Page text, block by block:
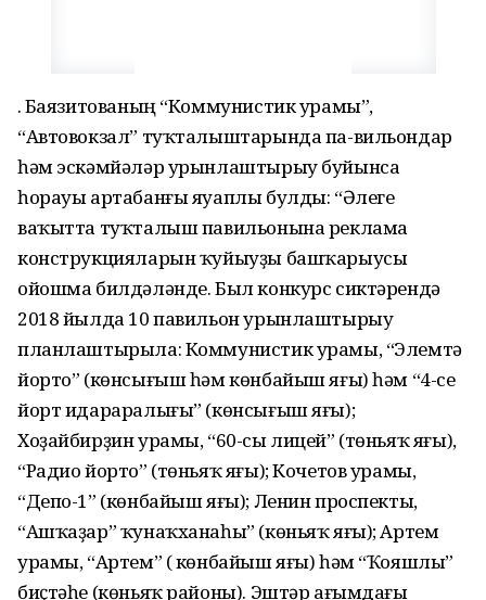
Ғ. Баязитованың “Коммунистик урамы”,
“Автовокзал” туҡталыштарында па-вильондар
һәм эскәмйәләр урынлаштырыу буйынса
һорауы артабанғы яуаплы булды: “Әлеге
ваҡытта туҡталыш павильонына реклама
конструкцияларын ҡуйыуҙы башҡарыусы
ойошма билдәләнде. Был конкурс сиктәрендә
2018 йылда 10 павильон урынлаштырыу
планлаштырыла: Коммунистик урамы, “Элемтә
йорто” (көнсығыш һәм көнбайыш яғы) һәм “4-се
йорт идараралығы” (көнсығыш яғы);
Хоҙайбирҙин урамы, “60-сы лицей” (төньяҡ яғы),
“Радио йорто” (төньяҡ яғы); Кочетов урамы,
“Депо-1” (көнбайыш яғы); Ленин проспекты,
“Ашҡаҙар” ҡунаҡханаһы” (көньяҡ яғы); Артем
урамы, “Артем” ( көнбайыш яғы) һәм “Ҡояшлы”
биҫтәһе (көньяҡ районы). Эштәр ағымдағы